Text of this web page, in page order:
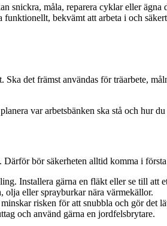
måla, reparera cyklar eller
bekvämt att arbeta i och
det främst användas för träarbete,
var arbetsbänken ska stå och hur
bör säkerheten alltid komma i
Installera gärna en fläkt eller se till att
eller sprayburkar nära värmekällor.
risken för att snubbla och gör det
och använd gärna en jordfelsbrytare.